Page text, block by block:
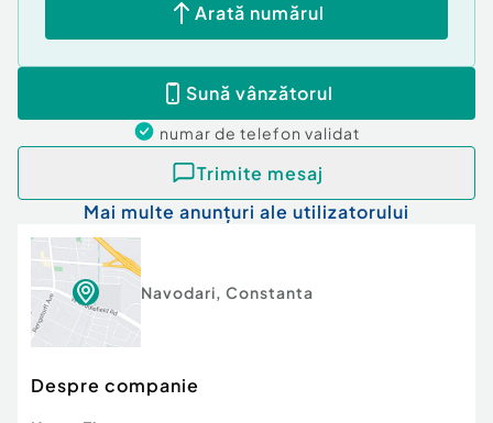
Arată numărul
Sună vânzătorul
numar de telefon validat
Trimite mesaj
Mai multe anunțuri ale utilizatorului
Navodari, Constanta
Despre companie